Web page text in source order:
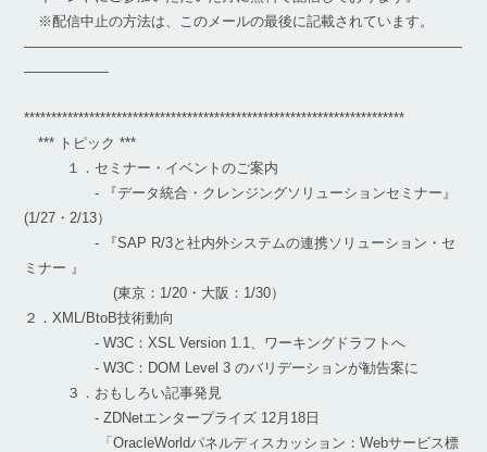
※配信中止の方法は、このメールの最後に記載されています。
―――――――――――――――――――――――――――――――
――――――
**********************************************************************
*** トピック ***
１．セミナー・イベントのご案内
- 『データ統合・クレンジングソリューションセミナー』
(1/27・2/13）
- 『SAP R/3と社内外システムの連携ソリューション・セ
ミナー 』
(東京：1/20・大阪：1/30）
２．XML/BtoB技術動向
- W3C：XSL Version 1.1、ワーキングドラフトへ
- W3C：DOM Level 3 のバリデーションが勧告案に
３．おもしろい記事発見
- ZDNetエンタープライズ 12月18日
「OracleWorldパネルディスカッション：Webサービス標